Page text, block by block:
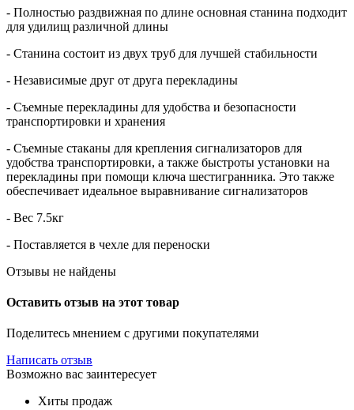
- Полностью раздвижная по длине основная станина подходит
для удилищ различной длины
- Станина состоит из двух труб для лучшей стабильности
- Независимые друг от друга перекладины
- Съемные перекладины для удобства и безопасности
транспортировки и хранения
- Съемные стаканы для крепления сигнализаторов для
удобства транспортировки, а также быстроты установки на
перекладины при помощи ключа шестигранника. Это также
обеспечивает идеальное выравнивание сигнализаторов
- Вес 7.5кг
- Поставляется в чехле для переноски
Отзывы не найдены
Оставить отзыв на этот товар
Поделитесь мнением с другими покупателями
Написать отзыв
Возможно вас заинтересует
Хиты продаж